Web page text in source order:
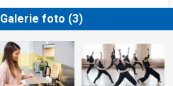
Galerie foto (3)